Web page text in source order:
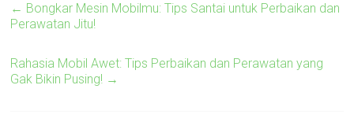
← Bongkar Mesin Mobilmu: Tips Santai untuk Perbaikan dan
Perawatan Jitu!
Rahasia Mobil Awet: Tips Perbaikan dan Perawatan yang
Gak Bikin Pusing! →